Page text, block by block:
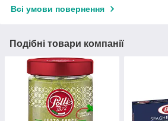
Всі умови повернення
Подібні товари компанії